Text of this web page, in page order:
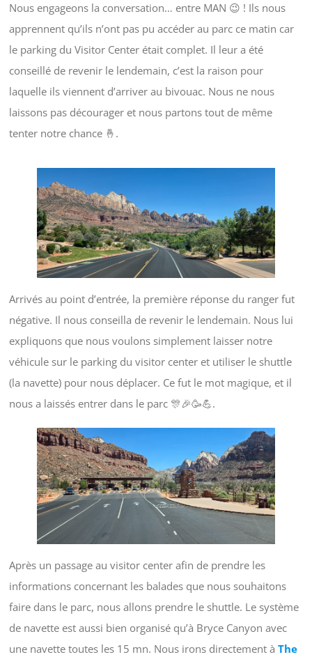
Nous engageons la conversation… entre MAN 😉 ! Ils nous
apprennent qu’ils n’ont pas pu accéder au parc ce matin car
le parking du Visitor Center était complet. Il leur a été
conseillé de revenir le lendemain, c’est la raison pour
laquelle ils viennent d’arriver au bivouac. Nous ne nous
laissons pas décourager et nous partons tout de même
tenter notre chance 🤞.
Arrivés au point d’entrée, la première réponse du ranger fut
négative. Il nous conseilla de revenir le lendemain. Nous lui
expliquons que nous voulons simplement laisser notre
véhicule sur le parking du visitor center et utiliser le shuttle
(la navette) pour nous déplacer. Ce fut le mot magique, et il
nous a laissés entrer dans le parc 🎊🎉🥳💪.
Après un passage au visitor center afin de prendre les
informations concernant les balades que nous souhaitons
faire dans le parc, nous allons prendre le shuttle. Le système
de navette est aussi bien organisé qu’à Bryce Canyon avec
une navette toutes les 15 mn. Nous irons directement à The